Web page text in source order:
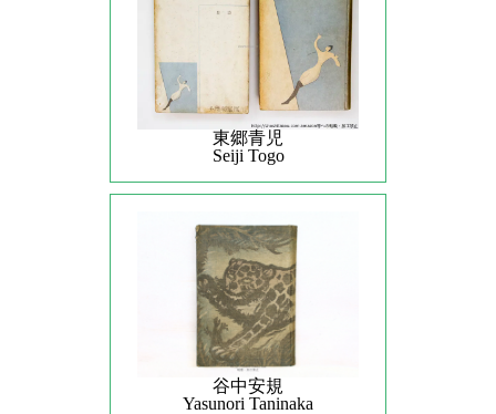
東郷青児
Seiji Togo
谷中安規
Yasunori Taninaka